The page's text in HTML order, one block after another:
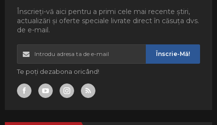
Înscrieți-vă aici pentru a primi cele mai recente știri,
actualizări și oferte speciale livrate direct în căsuța dvs.
de e-mail.
Înscrie-Mă!
Te poți dezabona oricând!